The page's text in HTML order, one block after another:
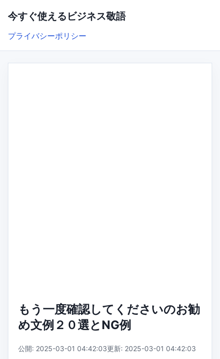
今すぐ使えるビジネス敬語
プライバシーポリシー
もう一度確認してくださいのお勧
め文例２０選とNG例
公開: 2025-03-01 04:42:03更新: 2025-03-01 04:42:03